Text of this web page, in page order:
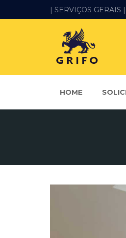
| SERVIÇOS GERAIS |
HOME